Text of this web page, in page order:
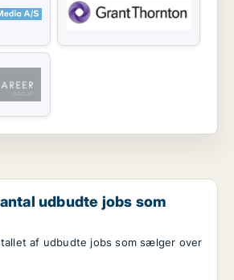
udbudte jobs som
af udbudte jobs som sælger over